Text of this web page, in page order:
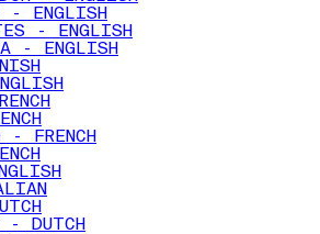
- ENGLISH
- ENGLISH
- ENGLISH
- FRENCH
- DUTCH